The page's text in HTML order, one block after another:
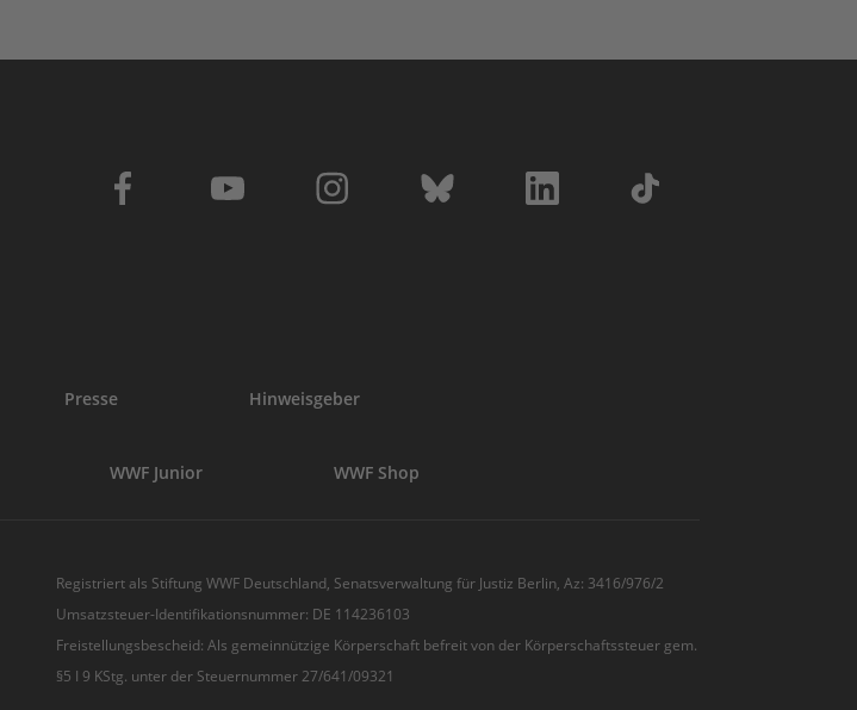
Presse Hinweisgeber
WWF Junior WWF Shop
Registriert als Stiftung WWF Deutschland, Senatsverwaltung für Justiz Berlin, Az: 3416/976/2
Umsatzsteuer-Identifikationsnummer: DE 114236103
Freistellungsbescheid: Als gemeinnützige Körperschaft befreit von der Körperschaftssteuer gem.
§5 I 9 KStg. unter der Steuernummer 27/641/09321